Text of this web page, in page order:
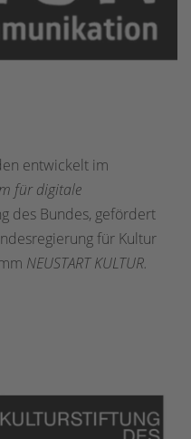
entwickelt im
für digitale
des Bundes, gefördert
für Kultur
NEUSTART KULTUR.